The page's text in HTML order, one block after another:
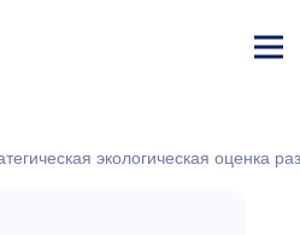
ине
экологическая оценка